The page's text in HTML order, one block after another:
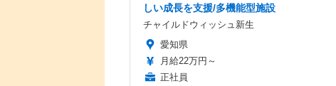
しい成長を支援/多機能型施設
チャイルドウィッシュ新生
愛知県
月給22万円～
正社員